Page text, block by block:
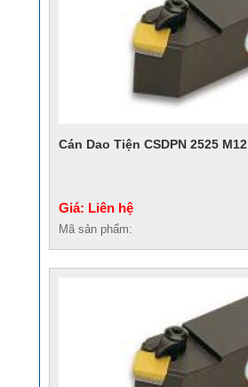
Cán Dao Tiện CSDPN 2525 M12
Giá: Liên hệ
Mã sản phẩm: